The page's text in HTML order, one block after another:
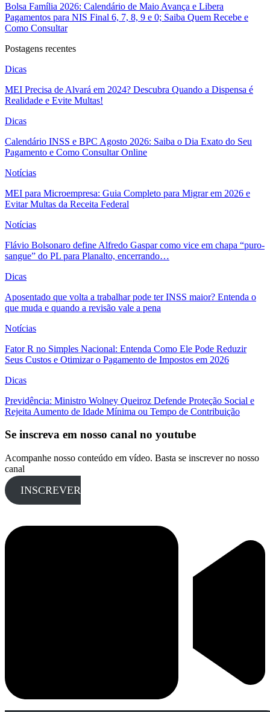
Bolsa Família 2026: Calendário de Maio Avança e Libera
Pagamentos para NIS Final 6, 7, 8, 9 e 0; Saiba Quem Recebe e
Como Consultar
Postagens recentes
Dicas
MEI Precisa de Alvará em 2024? Descubra Quando a Dispensa é
Realidade e Evite Multas!
Dicas
Calendário INSS e BPC Agosto 2026: Saiba o Dia Exato do Seu
Pagamento e Como Consultar Online
Notícias
MEI para Microempresa: Guia Completo para Migrar em 2026 e
Evitar Multas da Receita Federal
Notícias
Flávio Bolsonaro define Alfredo Gaspar como vice em chapa “puro-
sangue” do PL para Planalto, encerrando…
Dicas
Aposentado que volta a trabalhar pode ter INSS maior? Entenda o
que muda e quando a revisão vale a pena
Notícias
Fator R no Simples Nacional: Entenda Como Ele Pode Reduzir
Seus Custos e Otimizar o Pagamento de Impostos em 2026
Dicas
Previdência: Ministro Wolney Queiroz Defende Proteção Social e
Rejeita Aumento de Idade Mínima ou Tempo de Contribuição
Se inscreva em nosso canal no youtube
Acompanhe nosso conteúdo em vídeo. Basta se inscrever no nosso
canal
INSCREVER